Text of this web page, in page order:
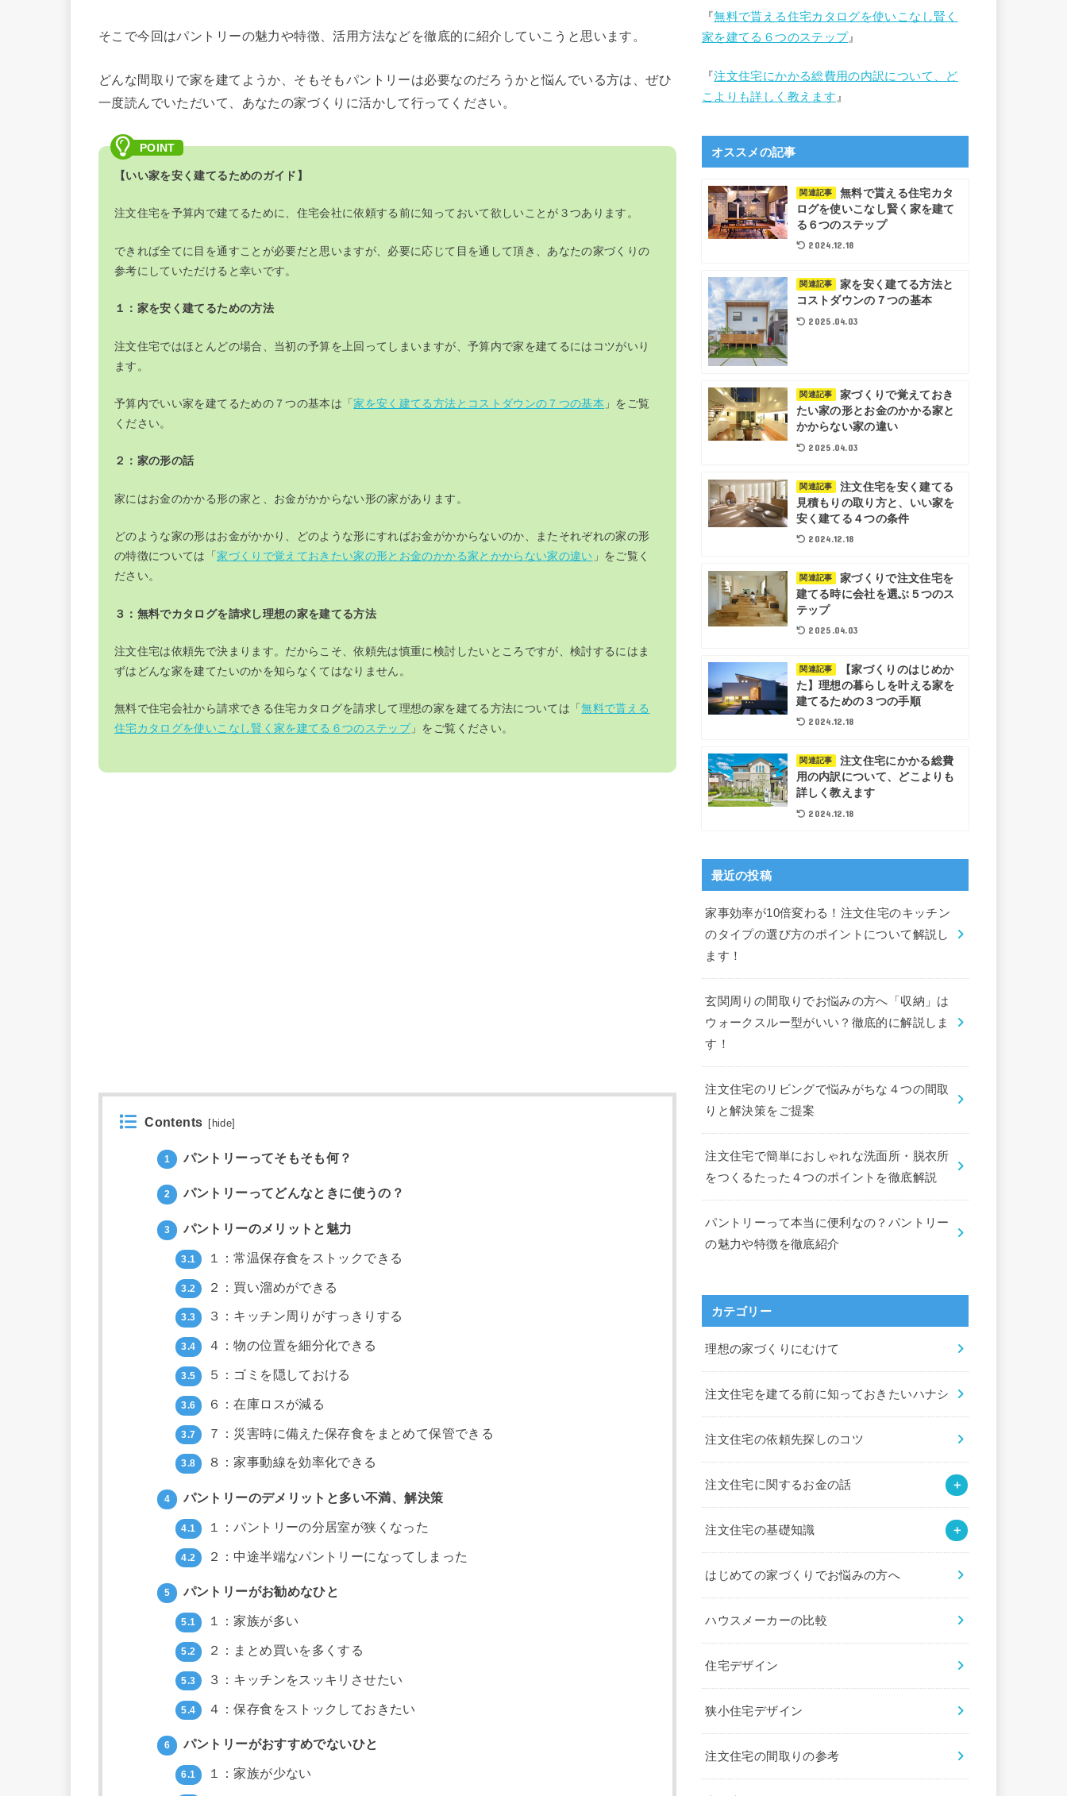
そこで今回はパントリーの魅力や特徴、活用方法などを徹底的に紹介していこうと思います。
どんな間取りで家を建てようか、そもそもパントリーは必要なのだろうかと悩んでいる方は、ぜひ
一度読んでいただいて、あなたの家づくりに活かして行ってください。
【いい家を安く建てるためのガイド】
注文住宅を予算内で建てるために、住宅会社に依頼する前に知っておいて欲しいことが３つあります。
できれば全てに目を通すことが必要だと思いますが、必要に応じて目を通して頂き、あなたの家づくりの
参考にしていただけると幸いです。
１：家を安く建てるための方法
注文住宅ではほとんどの場合、当初の予算を上回ってしまいますが、予算内で家を建てるにはコツがいり
ます。
予算内でいい家を建てるための７つの基本は「家を安く建てる方法とコストダウンの７つの基本 」をご覧
ください。
２：家の形の話
家にはお金のかかる形の家と、お金がかからない形の家があります。
どのような家の形はお金がかかり、どのような形にすればお金がかからないのか、またそれぞれの家の形
の特徴については「家づくりで覚えておきたい家の形とお金のかかる家とかからない家の違い 」をご覧く
ださい。
３：無料でカタログを請求し理想の家を建てる方法
注文住宅は依頼先で決まります。だからこそ、依頼先は慎重に検討したいところですが、検討するにはま
ずはどんな家を建てたいのかを知らなくてはなりません。
無料で住宅会社から請求できる住宅カタログを請求して理想の家を建てる方法については「無料で貰える
住宅カタログを使いこなし賢く家を建てる６つのステップ」をご覧ください。
Contents hide
1 パントリーってそもそも何？
2 パントリーってどんなときに使うの？
3 パントリーのメリットと魅力
3.1 １：常温保存食をストックできる
3.2 ２：買い溜めができる
3.3 ３：キッチン周りがすっきりする
3.4 ４：物の位置を細分化できる
3.5 ５：ゴミを隠しておける
3.6 ６：在庫ロスが減る
3.7 ７：災害時に備えた保存食をまとめて保管できる
3.8 ８：家事動線を効率化できる
4 パントリーのデメリットと多い不満、解決策
4.1 １：パントリーの分居室が狭くなった
4.2 ２：中途半端なパントリーになってしまった
5 パントリーがお勧めなひと
5.1 １：家族が多い
5.2 ２：まとめ買いを多くする
5.3 ３：キッチンをスッキリさせたい
5.4 ４：保存食をストックしておきたい
6 パントリーがおすすめでないひと
6.1 １：家族が少ない
『無料で貰える住宅カタログを使いこなし賢く
家を建てる６つのステップ』
『注文住宅にかかる総費用の内訳について、ど
こよりも詳しく教えます 』
オススメの記事
関連記事
無料で貰える住宅カタ
ログを使いこなし賢く家を建て
る６つのステップ
2024.12.18
関連記事
家を安く建てる方法と
コストダウンの７つの基本
2025.04.03
関連記事
家づくりで覚えておき
たい家の形とお金のかかる家と
かからない家の違い
2025.04.03
関連記事
注文住宅を安く建てる
見積もりの取り方と、いい家を
安く建てる４つの条件
2024.12.18
関連記事
家づくりで注文住宅を
建てる時に会社を選ぶ５つのス
テップ
2025.04.03
関連記事
【家づくりのはじめか
た】理想の暮らしを叶える家を
建てるための３つの手順
2024.12.18
関連記事
注文住宅にかかる総費
用の内訳について、どこよりも
詳しく教えます
2024.12.18
最近の投稿
家事効率が10倍変わる！注文住宅のキッチン
のタイプの選び方のポイントについて解説し
ます！
玄関周りの間取りでお悩みの方へ「収納」は
ウォークスルー型がいい？徹底的に解説しま
す！
注文住宅のリビングで悩みがちな４つの間取
りと解決策をご提案
注文住宅で簡単におしゃれな洗面所・脱衣所
をつくるたった４つのポイントを徹底解説
パントリーって本当に便利なの？パントリー
の魅力や特徴を徹底紹介
カテゴリー
理想の家づくりにむけて
注文住宅を建てる前に知っておきたいハナシ
注文住宅の依頼先探しのコツ
注文住宅に関するお金の話
注文住宅の基礎知識
はじめての家づくりでお悩みの方へ
ハウスメーカーの比較
住宅デザイン
狭小住宅デザイン
注文住宅の間取りの参考